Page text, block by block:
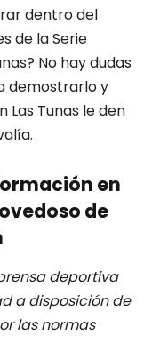
dentro del
de la Serie
No hay dudas
demostrarlo y
Las Tunas le den
en
de
deportiva
a disposición de
las normas